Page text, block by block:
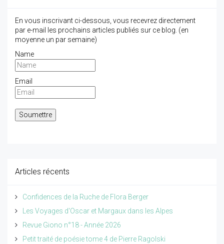
En vous inscrivant ci-dessous, vous recevrez directement
par e-mail les prochains articles publiés sur ce blog. (en
moyenne un par semaine)
Name
Email
Articles récents
Confidences de la Ruche de Flora Berger
Les Voyages d'Oscar et Margaux dans les Alpes
Revue Giono n°18 - Année 2026
Petit traité de poésie tome 4 de Pierre Ragolski